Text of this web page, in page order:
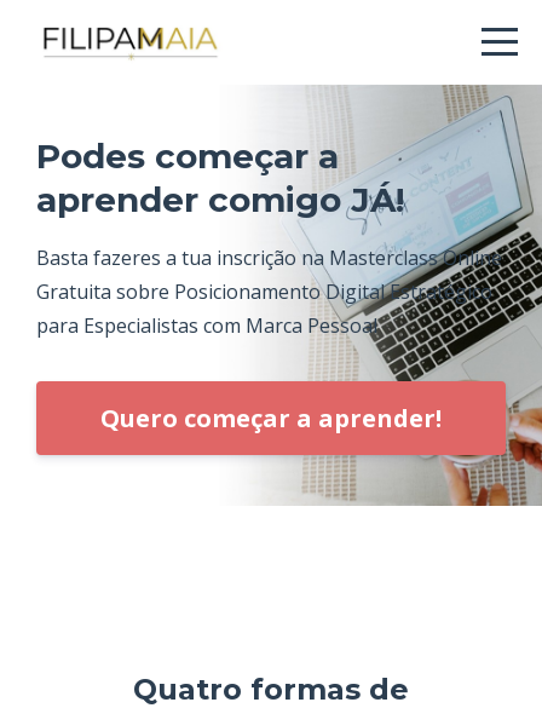
Podes começar a
aprender comigo JÁ!
Basta fazeres a tua inscrição na Masterclass Online
Gratuita sobre Posicionamento Digital Estratégico
para Especialistas com Marca Pessoal
Quero começar a aprender!
Quatro formas de